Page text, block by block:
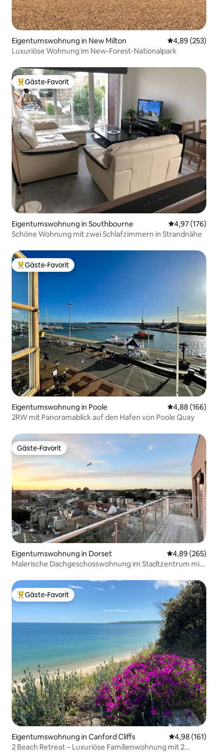
Eigentumswohnung in New Milton
4,89 (253)
Luxuriöse Wohnung im New-Forest-Nationalpark
Beliebter Gäste-Favorit.
Gäste-Favorit
Eigentumswohnung in Southbourne
4,97 (176)
Schöne Wohnung mit zwei Schlafzimmern in Strandnähe
Beliebter Gäste-Favorit.
Gäste-Favorit
Eigentumswohnung in Poole
4,88 (166)
2RW mit Panoramablick auf den Hafen von Poole Quay
Gäste-Favorit
Gäste-Favorit
Eigentumswohnung in Dorset
4,89 (265)
Malerische Dachgeschosswohnung im Stadtzentrum mit
Beliebter Gäste-Favorit.
Gäste-Favorit
Eigentumswohnung in Canford Cliffs
4,98 (161)
2 Beach Retreat – Luxuriöse Familienwohnung mit 2